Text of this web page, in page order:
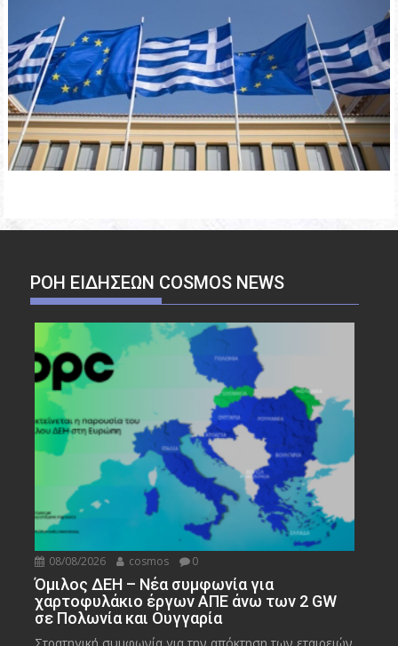
ΡΟΉ ΕΙΔΉΣΕΩΝ COSMOS NEWS
08/08/2026 cosmos 0
Όμιλος ΔΕΗ – Νέα συμφωνία για
χαρτοφυλάκιο έργων ΑΠΕ άνω των 2 GW
σε Πολωνία και Ουγγαρία